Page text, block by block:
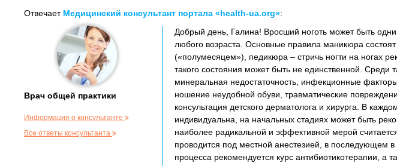
Отвечает Медицинский консультант портала «health-ua.org»:
Врач общей практики
Информация о консультанте
Все ответы консультанта
Добрый день, Галина! Вросший ноготь может быть
любого возраста. Основные правила маникюра состоят
(«полумесяцем»), педикюра – стричь ногти на ногах
такого состояния может быть не единственной. Среди
минеральная недостаточность, инфекционные
ношение неудобной обуви, травматические
консультация детского дерматолога и хирурга. В
индивидуальна, на начальных стадиях может быть
наиболее радикальной и эффективной мерой
проводится под местной анестезией, в последующем
процесса рекомендуется курс антибиотикотерапии,